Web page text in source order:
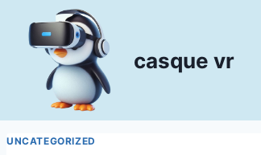
contenu
casque vr
UNCATEGORIZED